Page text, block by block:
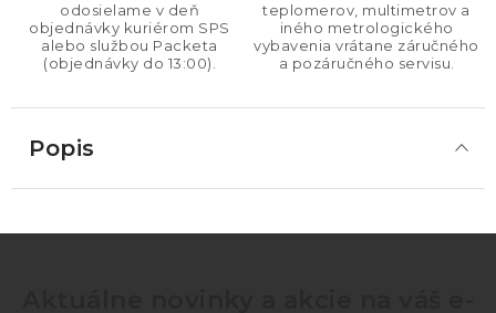
odosielame v deň
objednávky kuriérom SPS
alebo službou Packeta
(objednávky do 13:00).
teplomerov, multimetrov a
iného metrologického
vybavenia vrátane záručného
a pozáručného servisu.
Popis